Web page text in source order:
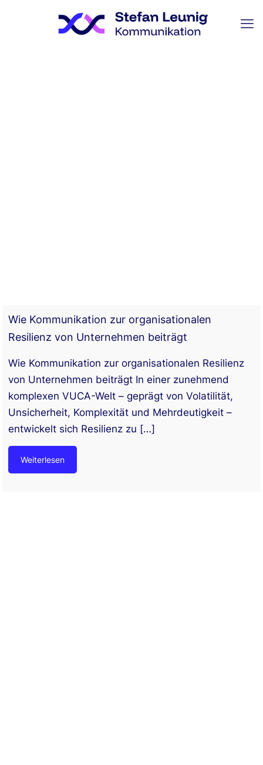
Wie Kommunikation zur organisationalen
Resilienz von Unternehmen beiträgt
Wie Kommunikation zur organisationalen Resilienz
von Unternehmen beiträgt In einer zunehmend
komplexen VUCA-Welt – geprägt von Volatilität,
Unsicherheit, Komplexität und Mehrdeutigkeit –
entwickelt sich Resilienz zu […]
Weiterlesen